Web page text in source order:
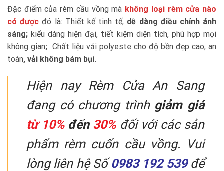
Đặc điểm của rèm cầu vồng mà không loại rèm cửa nào
có được đó là: Thiết kế tinh tế, dễ dàng điều chỉnh ánh
sáng; kiểu dáng hiện đại, tiết kiệm diện tích, phù hợp mọi
không gian; Chất liệu vải polyeste cho độ bền đẹp cao, an
toàn, vải không bám bụi.
Hiện nay Rèm Cửa An Sang
đang có chương trình giảm giá
từ 10% đến 30%đối với các sản
phẩm rèm cuốn cầu vồng. Vui
lòng liên hệ Số0983 192 539 để